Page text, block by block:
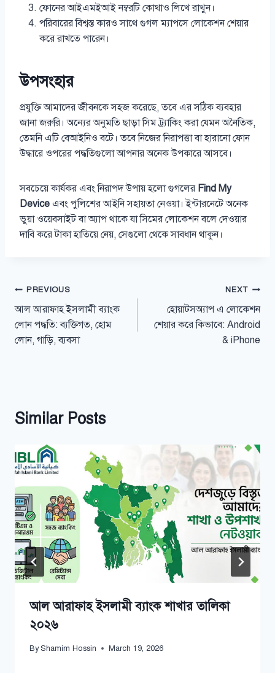
ফোনের আইএমইআই নম্বরটি কোথাও লিখে রাখুন।
পরিবারের বিশ্বস্ত কারও সাথে গুগল ম্যাপসে লোকেশন শেয়ার
করে রাখতে পারেন।
উপসংহার
প্রযুক্তি আমাদের জীবনকে সহজ করেছে, তবে এর সঠিক ব্যবহার
জানা জরুরি। অন্যের অনুমতি ছাড়া সিম ট্র্যাকিং করা যেমন অনৈতিক,
তেমনি এটি বেআইনিও বটে। তবে নিজের নিরাপত্তা বা হারানো ফোন
উদ্ধারে ওপরের পদ্ধতিগুলো আপনার অনেক উপকারে আসবে।
সবচেয়ে কার্যকর এবং নিরাপদ উপায় হলো গুগলের Find My
Device এবং পুলিশের আইনি সহায়তা নেওয়া। ইন্টারনেটে অনেক
ভুয়া ওয়েবসাইট বা অ্যাপ থাকে যা সিমের লোকেশন বলে দেওয়ার
দাবি করে টাকা হাতিয়ে নেয়, সেগুলো থেকে সাবধান থাকুন।
Post
navigation
PREVIOUS
আল আরাফাহ ইসলামী ব্যাংক
লোন পদ্ধতি: ব্যক্তিগত, হোম
লোন, গাড়ি, ব্যবসা
NEXT
হোয়াটসঅ্যাপ এ লোকেশন
শেয়ার করে কিভাবে: Android
& iPhone
Similar Posts
আল আরাফাহ ইসলামী ব্যাংক শাখার তালিকা
২০২৬
By Shamim Hossin March 19, 2026